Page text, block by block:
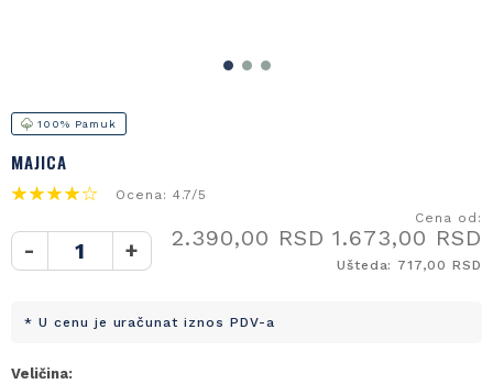
100% Pamuk
MAJICA
Ocena: 4.7/5
- +
Cena od:
2.390,00 RSD1.673,00 RSD
Ušteda: 717,00 RSD
* U cenu je uračunat iznos PDV-a
Veličina: